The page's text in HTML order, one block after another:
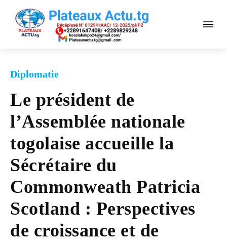
Diplomatie
Le président de
l’Assemblée nationale
togolaise accueille la
Sécrétaire du
Commonweath Patricia
Scotland : Perspectives
de croissance et de